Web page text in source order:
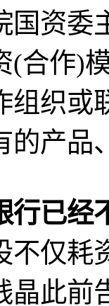
资委
(合作)
组织或
的产品
行已经
仅耗
晶此前